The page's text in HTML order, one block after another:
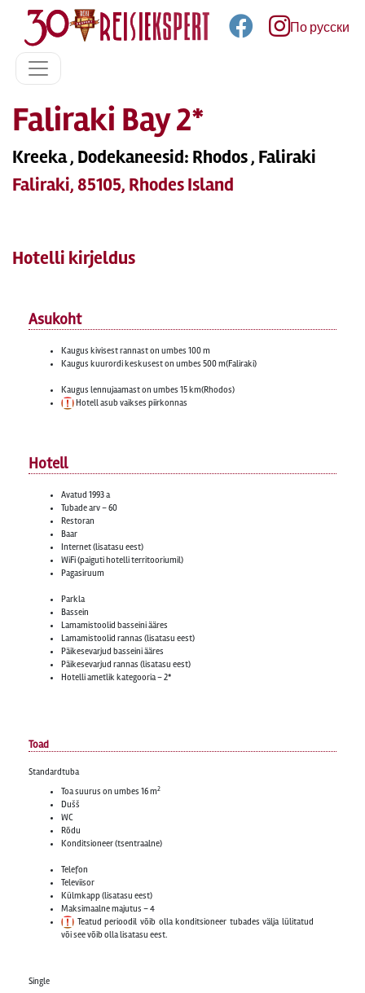
По русски
Faliraki Bay 2*
Kreeka , Dodekaneesid: Rhodos , Faliraki
Faliraki, 85105, Rhodes Island
Hotelli kirjeldus
Asukoht
Kaugus kivisest rannast on umbes 100 m
Kaugus kuurordi keskusest on umbes 500 m(Faliraki)
Kaugus lennujaamast on umbes 15 km(Rhodos)
Hotell asub vaikses piirkonnas
Hotell
Avatud 1993 a
Tubade arv – 60
Restoran
Baar
Internet (lisatasu eest)
WiFi (paiguti hotelli territooriumil)
Pagasiruum
Parkla
Bassein
Lamamistoolid basseini ääres
Lamamistoolid rannas (lisatasu eest)
Päikesevarjud basseini ääres
Päikesevarjud rannas (lisatasu eest)
Hotelli ametlik kategooria – 2*
Toad
Standardtuba
Toa suurus on umbes 16 m2
Dušš
WC
Rõdu
Konditsioneer (tsentraalne)
Telefon
Televiisor
Külmkapp (lisatasu eest)
Maksimaalne majutus – 4
Teatud perioodil võib olla konditsioneer tubades välja lülitatud
või see võib olla lisatasu eest.
Single